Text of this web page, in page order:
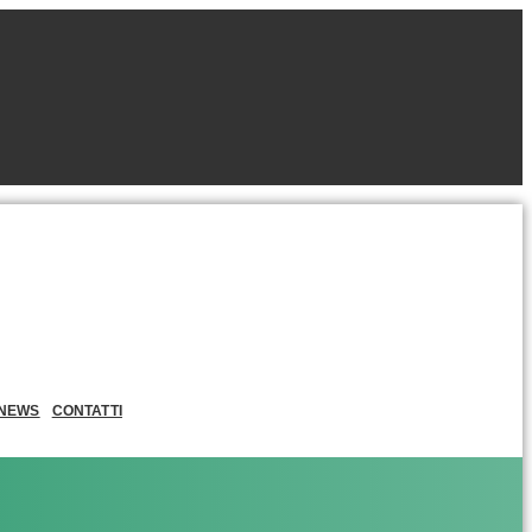
CONTATTI